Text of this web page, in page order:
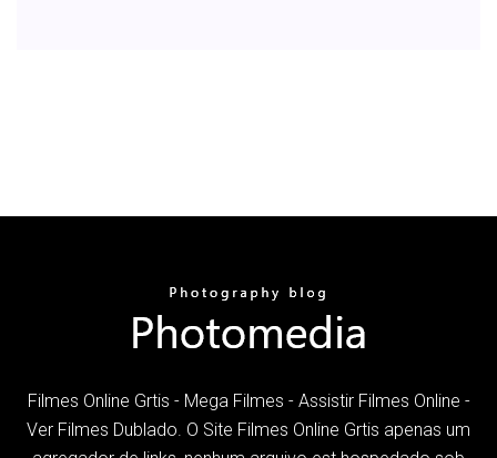
Filmes Online Grtis - Mega Filmes - Assistir Filmes Online -
Ver Filmes Dublado. O Site Filmes Online Grtis apenas um